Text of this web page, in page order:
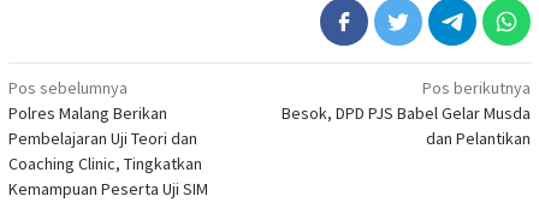
Navigasi
pos
Pos sebelumnya
Polres Malang Berikan
Pembelajaran Uji Teori dan
Coaching Clinic, Tingkatkan
Kemampuan Peserta Uji SIM
Pos berikutnya
Besok, DPD PJS Babel Gelar Musda
dan Pelantikan